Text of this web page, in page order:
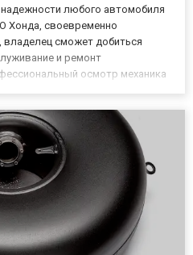
любого автомобиля
Хонда, своевременно
сможет добиться
и ремонт
осмотр механика